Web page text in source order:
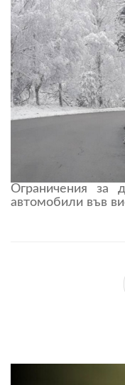
Ограничения за
автомобили във